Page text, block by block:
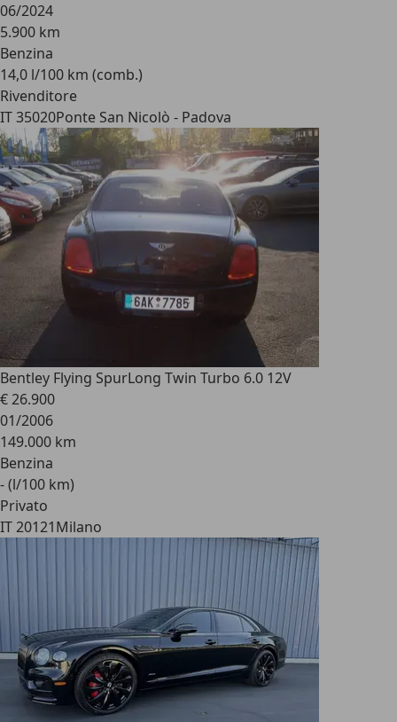
06/2024
5.900 km
Benzina
14,0 l/100 km (comb.)
Rivenditore
IT 35020Ponte San Nicolò - Padova
Bentley Flying SpurLong Twin Turbo 6.0 12V
€ 26.900
01/2006
149.000 km
Benzina
- (l/100 km)
Privato
IT 20121Milano